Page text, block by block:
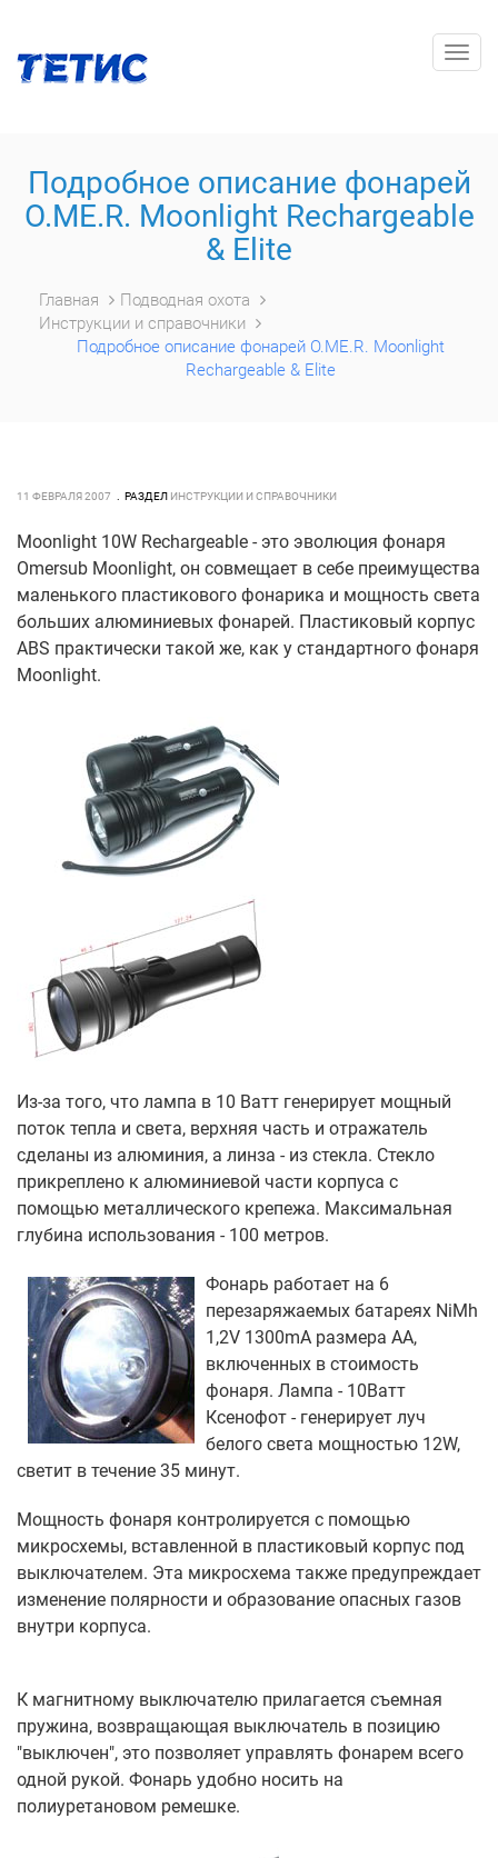
Подробное описание фонарей
O.ME.R. Moonlight Rechargeable
& Elite
Главная
Подводная охота
Инструкции и справочники
Подробное описание фонарей O.ME.R. Moonlight
Rechargeable & Elite
11 ФЕВРАЛЯ 2007 РАЗДЕЛ ИНСТРУКЦИИ И СПРАВОЧНИКИ
Moonlight 10W Rechargeable - это эволюция фонаря
Omersub Moonlight, он совмещает в себе преимущества
маленького пластикового фонарика и мощность света
больших алюминиевых фонарей. Пластиковый корпус
ABS практически такой же, как у стандартного фонаря
Moonlight.
Из-за того, что лампа в 10 Ватт генерирует мощный
поток тепла и света, верхняя часть и отражатель
сделаны из алюминия, а линза - из стекла. Стекло
прикреплено к алюминиевой части корпуса с
помощью металлического крепежа. Максимальная
глубина использования - 100 метров.
Фонарь работает на 6
перезаряжаемых батареях NiMh
1,2V 1300mA размера АА,
включенных в стоимость
фонаря. Лампа - 10Ватт
Ксенофот - генерирует луч
белого света мощностью 12W,
светит в течение 35 минут.
Мощность фонаря контролируется с помощью
микросхемы, вставленной в пластиковый корпус под
выключателем. Эта микросхема также предупреждает
изменение полярности и образование опасных газов
внутри корпуса.
К магнитному выключателю прилагается съемная
пружина, возвращающая выключатель в позицию
"выключен", это позволяет управлять фонарем всего
одной рукой. Фонарь удобно носить на
полиуретановом ремешке.